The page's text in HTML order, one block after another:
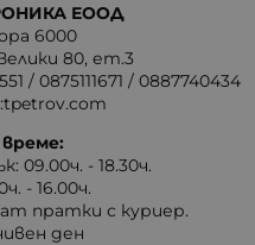
ЕООД
6000
80, ет.3
/ 0875111671 / 0887740434
09.00ч. - 18.30ч.
- 16.00ч.
пратки с куриер.
ден